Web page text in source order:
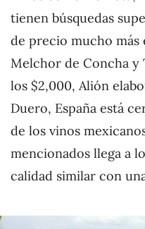
tienen búsquedas
de precio mucho más
Melchor de Concha y
los $2,000, Alión
Duero, España está
de los vinos
mencionados llega a
calidad similar con